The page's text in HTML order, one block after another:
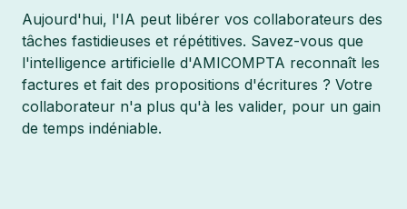
Aujourd'hui, l'IA peut libérer vos collaborateurs des
tâches fastidieuses et répétitives. Savez-vous que
l'intelligence artificielle d'AMICOMPTA reconnaît les
factures et fait des propositions d'écritures ? Votre
collaborateur n'a plus qu'à les valider, pour un gain
de temps indéniable.